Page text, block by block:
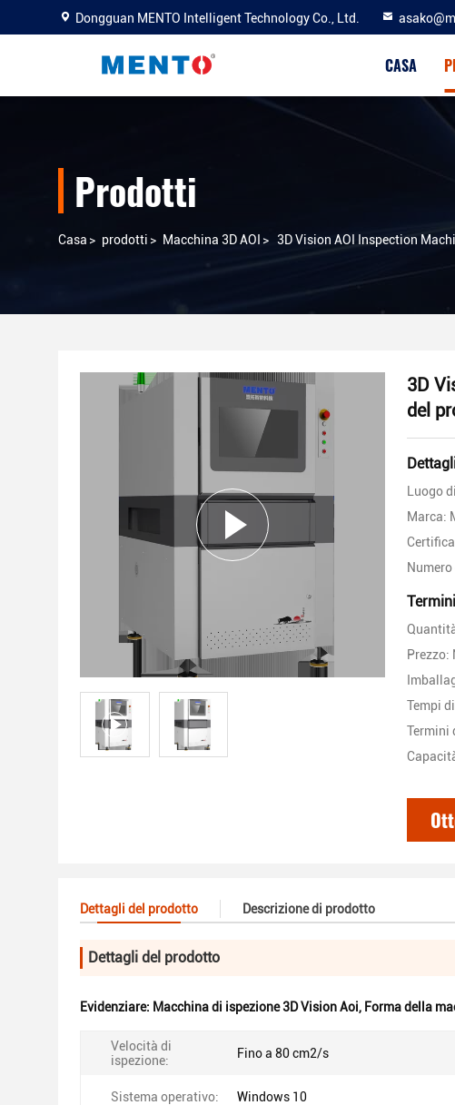
Dongguan MENTO Intelligent Technology Co., Ltd.
CASA
Prodotti
Casa > prodotti > Macchina 3D AOI > 3D Vision AOI Inspection
3D
del
Luogo
Marca:
Prezzo:
Tempi
Termini
Dettagli del prodotto Descrizione di prodotto
Dettagli del prodotto
Evidenziare: Macchina di ispezione 3D Vision Aoi, Forma della
Velocità di
ispezione:
Fino a 80 cm2/s
Sistema operativo: Windows 10